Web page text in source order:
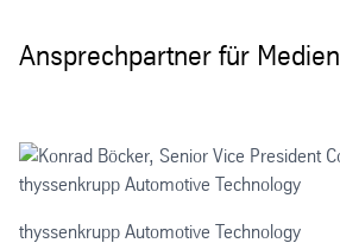
Ansprechpartner für Medien
thyssenkrupp Automotive Technology